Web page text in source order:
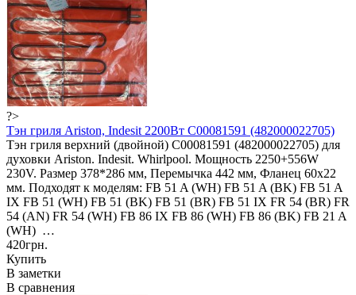
?>
Тэн гриля Ariston, Indesit 2200Вт C00081591 (482000022705)
Тэн гриля верхний (двойной) C00081591 (482000022705) для
духовки Ariston. Indesit. Whirlpool. Мощность 2250+556W
230V. Размер 378*286 мм, Перемычка 442 мм, Фланец 60x22
мм. Подходят к моделям: FB 51 A (WH) FB 51 A (BK) FB 51 A
IX FB 51 (WH) FB 51 (BK) FB 51 (BR) FB 51 IX FR 54 (BR) FR
54 (AN) FR 54 (WH) FB 86 IX FB 86 (WH) FB 86 (BK) FB 21 A
(WH) …
420грн.
Купить
В заметки
В сравнения